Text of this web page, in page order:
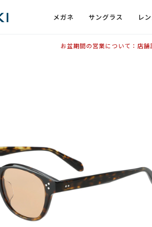
メガネ サングラス レ
お盆期間の営業について：店